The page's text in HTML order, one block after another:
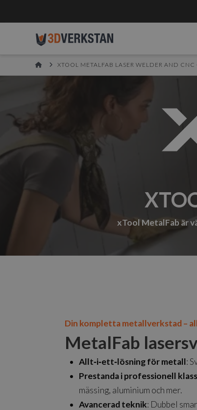
HOMEXTOOL METALFAB LASER WELDER AND CNC
xTool MetalFab är
Din komplettametallverkstad–
MetalFab
Allt‑i‑ett‑lösning för metall:
Prestanda i professionell klass
mässing, aluminium och mer.
Avancerad teknik: Dubbel